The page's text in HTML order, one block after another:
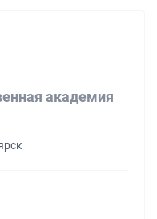
академия